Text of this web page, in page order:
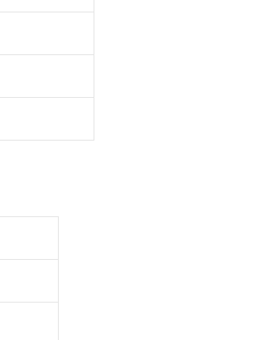
特段のことがない限り、2022年1月12日よ